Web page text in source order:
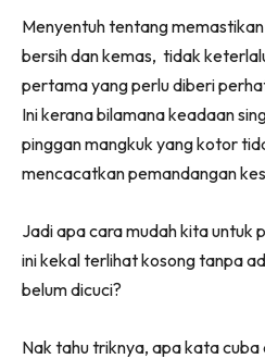
Menyentuh tentang
bersih dan kemas, tidak
pertama yang perlu diberi
Ini kerana bilamana keadaan
pinggan mangkuk yang kotor
mencacatkan pemandangan
Jadi apa cara mudah kita untuk
ini kekal terlihat kosong tanpa
belum dicuci?
Nak tahu triknya, apa kata cuba